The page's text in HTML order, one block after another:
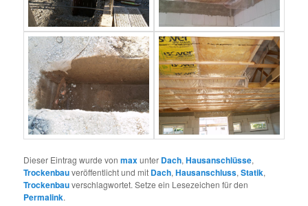
Dieser Eintrag wurde vonmaxunter Dach,Hausanschlüsse,
Trockenbauveröffentlicht und mit Dach,Hausanschluss,Statik,
Trockenbauverschlagwortet. Setze ein Lesezeichen für den
Permalink.